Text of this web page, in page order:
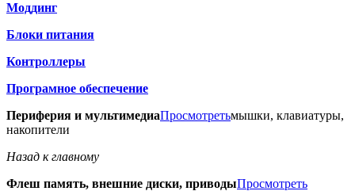
Моддинг
Блоки питания
Контроллеры
Програмное обеспечение
Периферия и мультимедиаПросмотретьмышки, клавиатуры,
накопители
Назад к главному
Флеш память, внешние диски, приводыПросмотреть